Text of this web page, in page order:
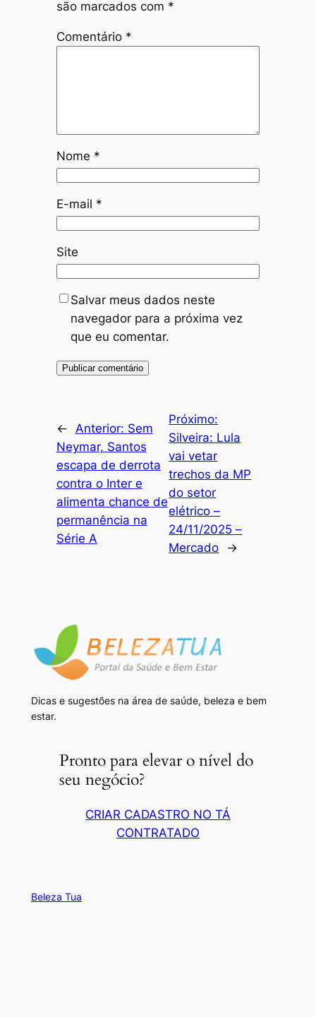
são marcados com *
Comentário *
Nome *
E-mail *
Site
Salvar meus dados neste
navegador para a próxima vez
que eu comentar.
← Anterior: Sem
Neymar, Santos
escapa de derrota
contra o Inter e
alimenta chance de
permanência na
Série A
Próximo:
Silveira: Lula
vai vetar
trechos da MP
do setor
elétrico –
24/11/2025 –
Mercado
→
Dicas e sugestões na área de saúde, beleza e bem
estar.
Pronto para elevar o nível do
seu negócio?
CRIAR CADASTRO NO TÁ
CONTRATADO
Beleza Tua